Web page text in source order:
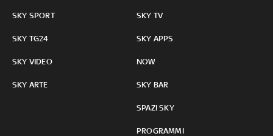
SKY SPORT
SKY TG24
SKY VIDEO
SKY ARTE
SKY TV
SKY APPS
NOW
SKY BAR
SPAZI SKY
PROGRAMMI